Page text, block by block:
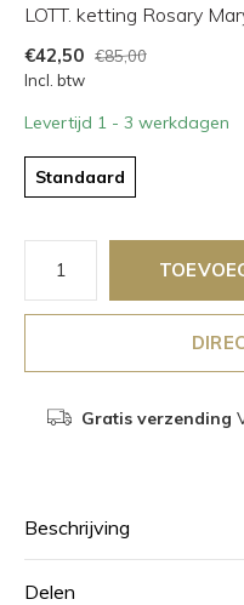
LOTT. ketting Rosary
€42,50 €85,00
Incl. btw
Levertijd 1 - 3 werkdagen
Standaard
Gratis verzending
Beschrijving
Delen